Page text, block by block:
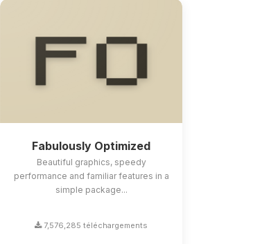
Fabulously Optimized
Beautiful graphics, speedy
performance and familiar features in a
simple package...
7,576,285 téléchargements